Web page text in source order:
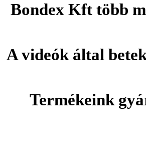
Bondex Kft több
A videók által
Termékeink